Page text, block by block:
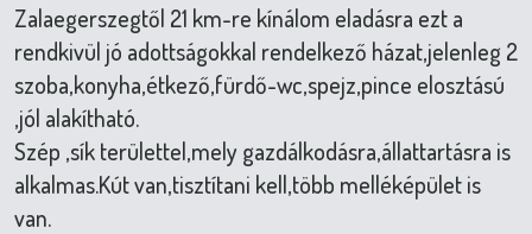
Zalaegerszegtől 21 km-re kínálom eladásra ezt a
rendkivül jó adottságokkal rendelkező házat,jelenleg 2
szoba,konyha,étkező,fürdő-wc,spejz,pince elosztású
,jól alakítható.
Szép ,sík területtel,mely gazdálkodásra,állattartásra is
alkalmas.Kút van,tisztítani kell,több melléképület is
van.